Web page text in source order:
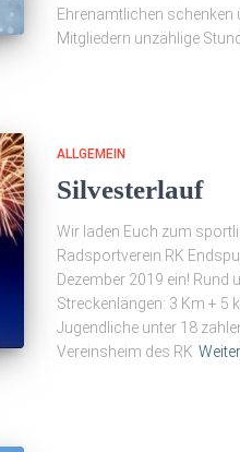
Ehrenamtlichen schenken
Mitgliedern unzählige
ALLGEMEIN
Silvesterlauf
Wir laden Euch zum
Radsportverein RK
Dezember 2019 ein! Rund
Streckenlängen: 3 Km + 5
Jugendliche unter 18
Vereinsheim des RK